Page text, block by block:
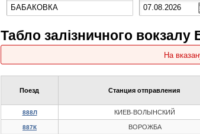
Табло залізничного
На
Поезд Станция отправления
888Л КИЕВ-ВОЛЫНСКИЙ
887К ВОРОЖБА